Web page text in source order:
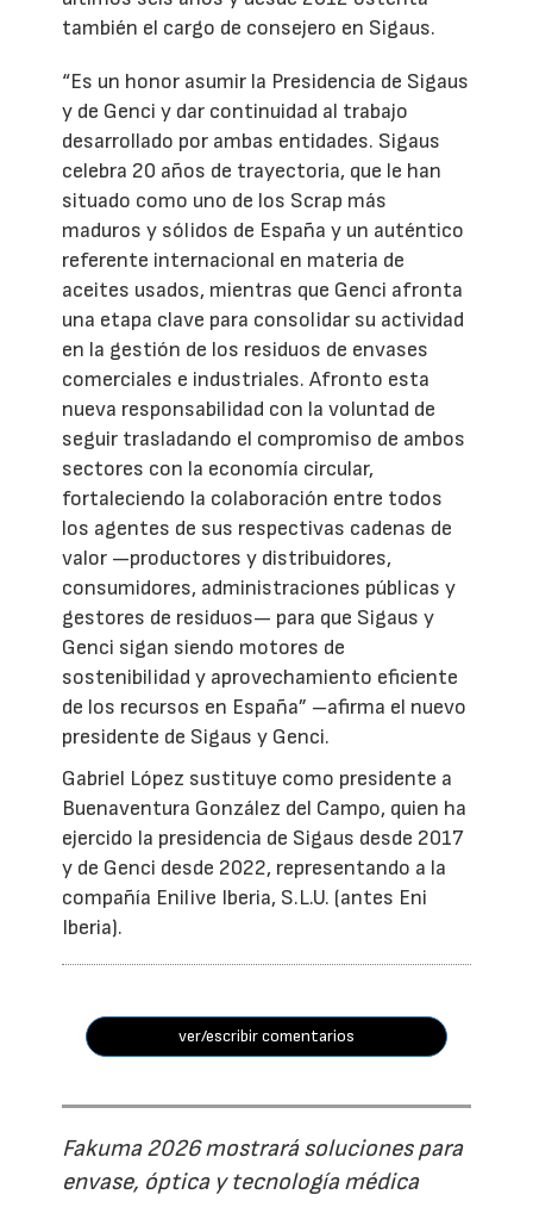
también el cargo de consejero en Sigaus.
“Es un honor asumir la Presidencia de Sigaus
y de Genci y dar continuidad al trabajo
desarrollado por ambas entidades. Sigaus
celebra 20 años de trayectoria, que le han
situado como uno de los Scrap más
maduros y sólidos de España y un auténtico
referente internacional en materia de
aceites usados, mientras que Genci afronta
una etapa clave para consolidar su actividad
en la gestión de los residuos de envases
comerciales e industriales. Afronto esta
nueva responsabilidad con la voluntad de
seguir trasladando el compromiso de ambos
sectores con la economía circular,
fortaleciendo la colaboración entre todos
los agentes de sus respectivas cadenas de
valor —productores y distribuidores,
consumidores, administraciones públicas y
gestores de residuos— para que Sigaus y
Genci sigan siendo motores de
sostenibilidad y aprovechamiento eficiente
de los recursos en España” –afirma el nuevo
presidente de Sigaus y Genci.
Gabriel López sustituye como presidente a
Buenaventura González del Campo, quien ha
ejercido la presidencia de Sigaus desde 2017
y de Genci desde 2022, representando a la
compañía Enilive Iberia, S.L.U. (antes Eni
Iberia).
ver/escribir comentarios
Fakuma 2026 mostrará soluciones para
envase, óptica y tecnología médica